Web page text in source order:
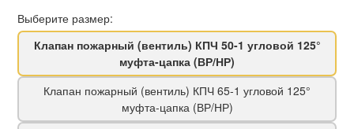
Выберите размер:
Клапан пожарный (вентиль) КПЧ 50-1 угловой 125°
муфта-цапка (ВР/НР)
Клапан пожарный (вентиль) КПЧ 65-1 угловой 125°
муфта-цапка (ВР/НР)